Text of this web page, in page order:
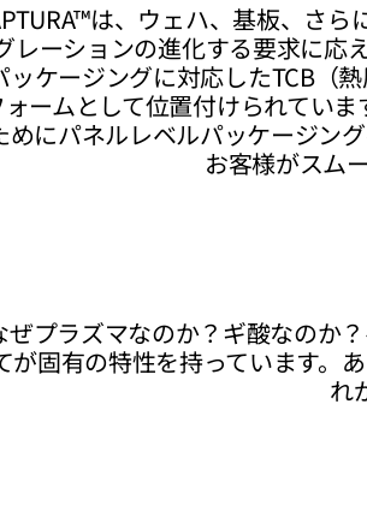
は、ウェハ、基板、さ
レーションの進化する要求に応
ッケージングに対応したTCB（
ォームとして位置付けられてい
めにパネルレベルパッケージン
お客様がスム
ぜプラズマなのか？ギ酸なのか
が固有の特性を持っています。
れ